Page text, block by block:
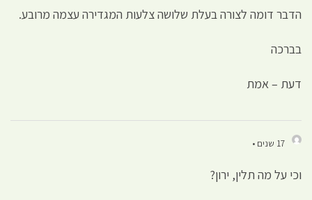
הדבר דומה לצורה בעלת שלושה צלעות המגדירה עצמה מרובע.
בברכה
דעת – אמת
17 שנים •
וכי על מה תלין, ירון?